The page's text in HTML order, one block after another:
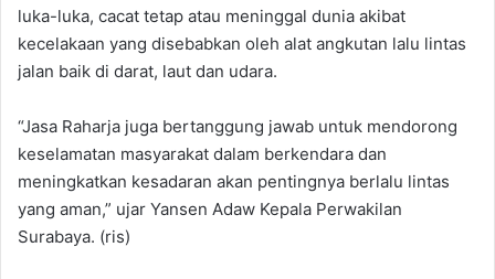
luka-luka, cacat tetap atau meninggal dunia akibat
kecelakaan yang disebabkan oleh alat angkutan lalu lintas
jalan baik di darat, laut dan udara.
“Jasa Raharja juga bertanggung jawab untuk mendorong
keselamatan masyarakat dalam berkendara dan
meningkatkan kesadaran akan pentingnya berlalu lintas
yang aman,” ujar Yansen Adaw Kepala Perwakilan
Surabaya. (ris)